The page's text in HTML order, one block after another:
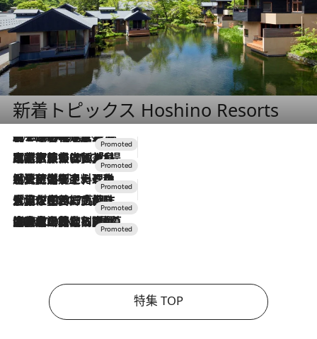
新着トピックス Hoshino Resorts
2026.8.7
【トンボの足水浴】ヒノキの香りに包まれて涼感マックス！約13℃の湧水かけ流しを避暑地「星野温泉 トンボの湯」で体験
2026.7.31
【ホテル帰省】という選択肢をOMOが提案。家族とほどよい距離を保つには「昼は実家、夜は気兼ねなくホテルで！」
2026.7.24
【夏限定ディナーコース】旬を迎える稚鮎や花ズッキーニなどをイタリア・トスカーナの郷土料理の手法で満喫！
2026.7.17
「土佐和ハーブかき氷」がOMO7高知に登場！生姜、山椒、大葉など目にも舌にも涼を呼ぶ郷土の味
2026.7.10
NEW OPEN！【界 草津】名湯の地に誕生。趣の異なる2種の温泉と上州ならではの会席・蕎麦割烹など美食を味わう究極の癒やし旅
特集 TOP